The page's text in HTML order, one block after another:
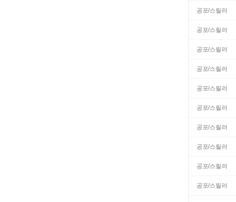
공포/스릴러
공포/스릴러
공포/스릴러
공포/스릴러
공포/스릴러
공포/스릴러
공포/스릴러
공포/스릴러
공포/스릴러
공포/스릴러